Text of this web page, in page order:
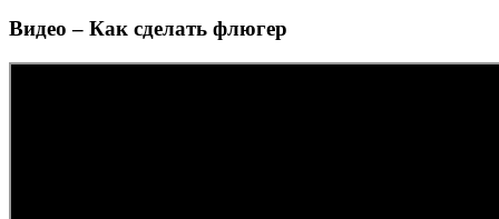
Видео – Как сделать флюгер